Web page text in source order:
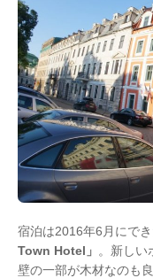
宿泊は2016年6月にで
Town Hotel」 。新しい
壁の一部が木材なのも良